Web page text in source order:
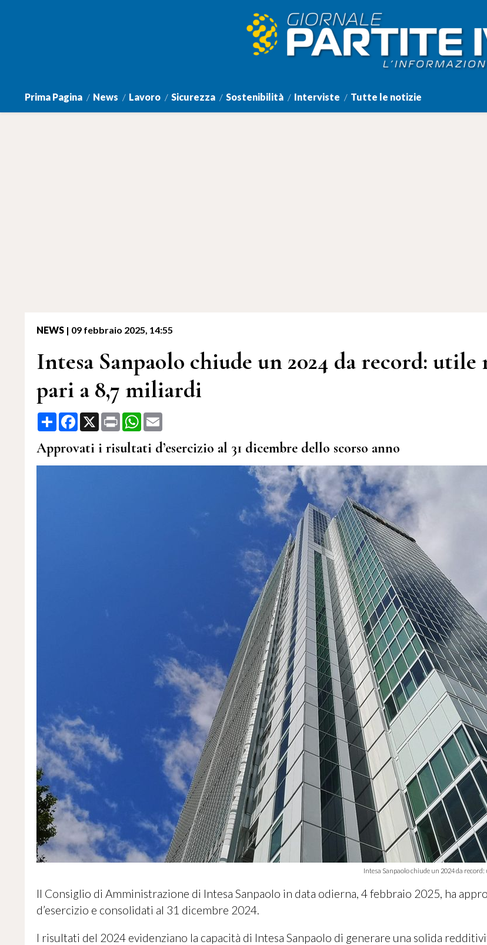
Prima Pagina News Lavoro Sicurezza Sostenibilità Interviste Tutte le notizie
NEWS | 09 febbraio 2025, 14:55
Intesa Sanpaolo chiude un 2024 da record: utile
pari a 8,7 miliardi
Share Facebook
X Print WhatsApp
Approvati i risultati d’esercizio al 31 dicembre dello scorso anno
Intesa Sanpaolo chiude un 2024 da
Il Consiglio di Amministrazione di Intesa Sanpaolo in data odierna, 4 febbraio 2025, ha
d’esercizio e consolidati al 31 dicembre 2024.
I risultati del 2024 evidenziano la capacità di Intesa Sanpaolo di generare una solida